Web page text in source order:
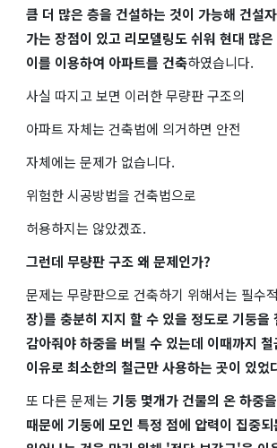
큼 더 많은 층을 건설하는 것이 가능해 건설
가는 장점이 있고 리모델링도 쉬워 현대 많
이를 이용하여 아파트를 건축하였습니다.
사실 따지고 보면 이러한 무량판 구조의
아파트 자체는 건축법에 의거하면 안전
자체에는 문제가 없습니다.
위험한 시공방법을 건축법으로
허용하지는 않았겠죠.
그런데 무량판 구조 왜 문제인가?
문제는 무량판으로 건축하기 위해서는 필수
장)를 충분히 지지 할 수 있을 정도로 기둥을
감아줘야 하중을 버틸 수 있는데 이때까지 철
이유로 최소한의 철근만 사용하는 곳이 있었
또 다른 문제는 기둥 몇개가 건물의 온 하중
때문에 기둥에 모인 특정 점에 압력이 집중